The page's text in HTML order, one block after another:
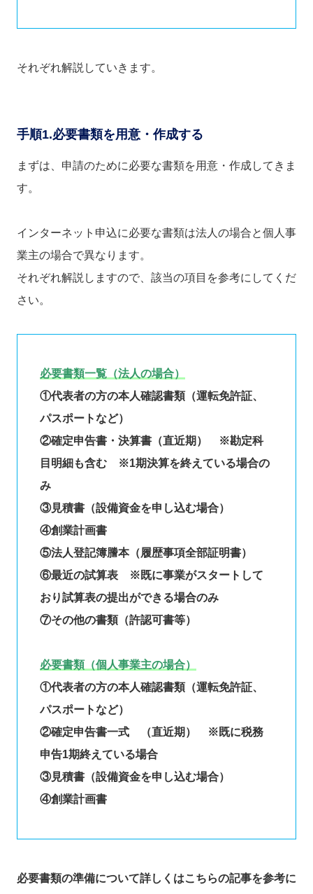
それぞれ解説していきます。
手順1.必要書類を用意・作成する
まずは、申請のために必要な書類を用意・作成してきま
す。
インターネット申込に必要な書類は法人の場合と個人事
業主の場合で異なります。
それぞれ解説しますので、該当の項目を参考にしてくだ
さい。
必要書類一覧（法人の場合）
①代表者の方の本人確認書類（運転免許証、
パスポートなど）
②確定申告書・決算書（直近期） ※勘定科
目明細も含む ※1期決算を終えている場合の
み
③見積書（設備資金を申し込む場合）
④創業計画書
⑤法人登記簿謄本（履歴事項全部証明書）
⑥最近の試算表 ※既に事業がスタートして
おり試算表の提出ができる場合のみ
⑦その他の書類（許認可書等）
必要書類（個人事業主の場合）
①代表者の方の本人確認書類（運転免許証、
パスポートなど）
②確定申告書一式 （直近期） ※既に税務
申告1期終えている場合
③見積書（設備資金を申し込む場合）
④創業計画書
必要書類の準備について詳しくはこちらの記事を参考に